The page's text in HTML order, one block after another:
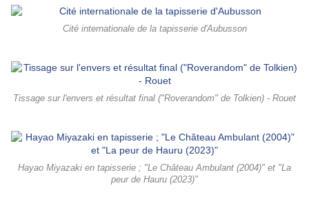
Cité internationale de la tapisserie d'Aubusson
Tissage sur l'envers et résultat final ("Roverandom" de Tolkien) - Rouet
Hayao Miyazaki en tapisserie ; "Le Château Ambulant (2004)" et "La
peur de Hauru (2023)"